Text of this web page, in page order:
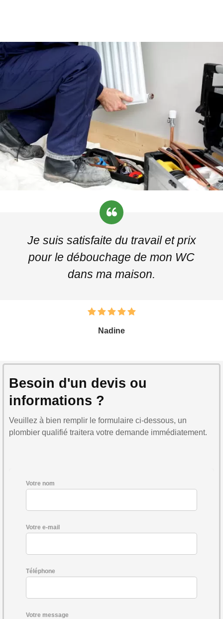
Je suis satisfaite du travail et prix
pour le débouchage de mon WC
dans ma maison.
Nadine
Besoin d'un devis ou
informations ?
Veuillez à bien remplir le formulaire ci-dessous, un
plombier qualifié traitera votre demande immédiatement.
Votre nom
Votre e-mail
Téléphone
Votre message